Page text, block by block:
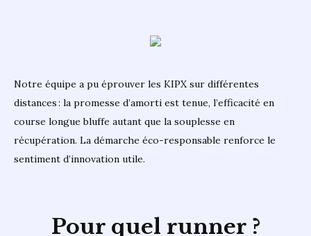
Notre équipe a pu éprouver les KIPX sur différentes
distances : la promesse d’amorti est tenue, l’efficacité en
course longue bluffe autant que la souplesse en
récupération. La démarche éco-responsable renforce le
sentiment d’innovation utile.
Pour quel runner ?